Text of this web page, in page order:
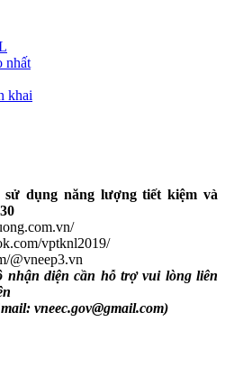
nhất
khai
tại đây
tại đây
Bộ tài liệu kêu gọi toàn dân tiết kiệm
đất năm 2025
dụng năng lượng tiết kiệm và
vptknl2019/
@vneep3.vn
diện cần hỗ trợ vui lòng liên
vneec.gov@gmail.com)